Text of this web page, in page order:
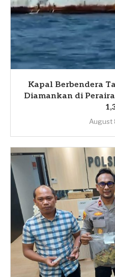
Kapal Berbendera
Diamankan di
August